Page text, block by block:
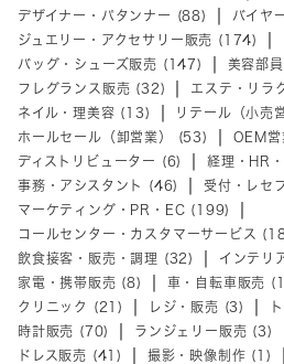
デザイナー・パタンナー (88)
バイヤ
ジュエリー・アクセサリー販売 (174)
バッグ・シューズ販売 (147)
美容部
フレグランス販売 (32)
エステ・リラ
ネイル・理美容 (13)
リテール（小売
ホールセール（卸営業） (53)
OEM
ディストリビューター (6)
経理・HR
事務・アシスタント (46)
受付・レセ
マーケティング・PR・EC (199)
コールセンター・カスタマーサービス
飲食接客・販売・調理 (32)
インテリ
家電・携帯販売 (8)
車・自転車販売
クリニック (21)
レジ・販売 (3)
時計販売 (70)
ランジェリー販売 (3)
ドレス販売 (41)
撮影・映像制作 (1)